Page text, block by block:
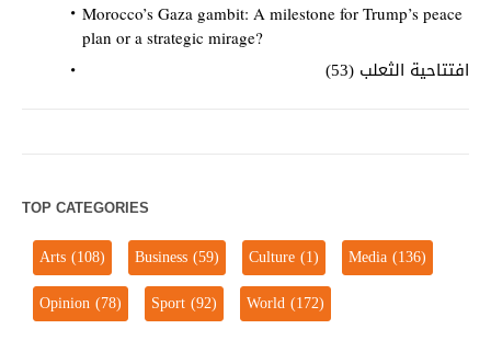
Morocco’s Gaza gambit: A milestone for Trump’s peace
plan or a strategic mirage?
افتتاحية الثعلب (53)
TOP CATEGORIES
Arts(108) Business(59) Culture(1) Media(136)
Opinion(78) Sport(92) World(172)